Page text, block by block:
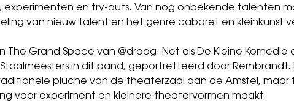
experimenten en try-outs. Van nog onbekende talenten
van nieuw talent en het genre cabaret en kleinkunst
The Grand Space van @droog. Net als De Kleine
in dit pand, geportretteerd door Rembrandt.
pluche van de theaterzaal aan de Amstel,
voor experiment en kleinere theatervormen maakt.